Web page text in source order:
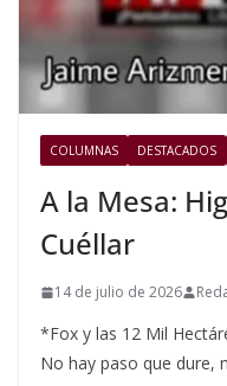
COLUMNAS DESTACADOS
A la Mesa:
Cuéllar
14 de julio de 2026
*Fox y las 12 Mil
No hay paso que dure,